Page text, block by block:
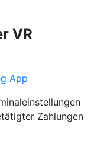
VR
App
Zahlungen